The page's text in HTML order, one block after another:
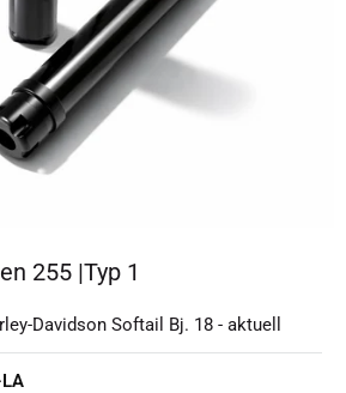
255 |Typ 1
Davidson Softail Bj. 18 - aktuell